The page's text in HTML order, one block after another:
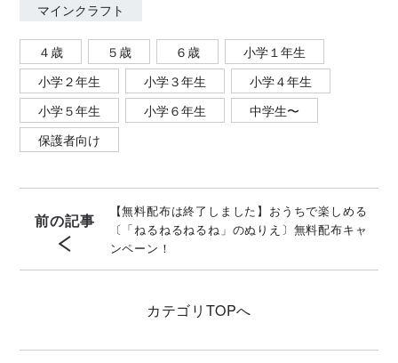
マインクラフト
４歳 ５歳 ６歳
小学１年生
小学２年生
小学３年生
小学４年生
小学５年生
小学６年生
中学生〜
保護者向け
前の記事
【無料配布は終了しました】おうちで楽しめる
〔「ねるねるねるね」のぬりえ〕無料配布キャ
ンペーン！
カテゴリ TOPへ